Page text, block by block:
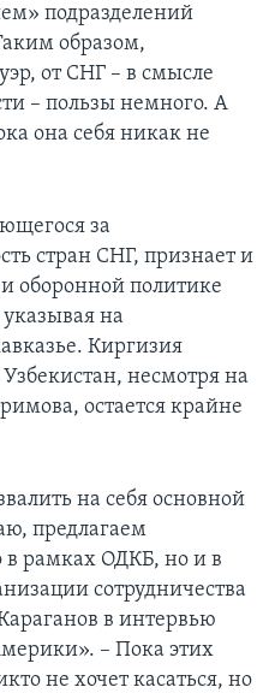
подразделений
образом,
от СНГ – в смысле
– пользы немного. А
она себя никак не
за
стран СНГ, признает и
оборонной политике
на
Киргизия
несмотря на
остается крайне
на себя основной
предлагаем
в рамках ОДКБ, но и в
сотрудничества
в интервью
– Пока этих
не хочет касаться, но